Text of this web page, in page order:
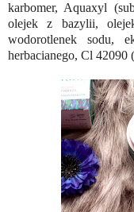
karbomer, Aquaxyl
olejek z bazylii,
wodorotlenek sodu,
herbacianego, Cl 42090